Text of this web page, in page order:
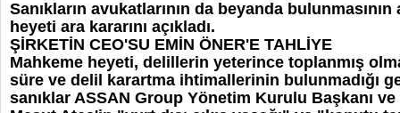
Sanıkların avukatlarının da beyanda
heyeti ara kararını açıkladı.
ŞİRKETİN CEO'SU EMİN ÖNER'E TAHLİYE
Mahkeme heyeti, delillerin yeterince toplanmış
süre ve delil karartma ihtimallerinin bulunmadığı
sanıklar ASSAN Group Yönetim Kurulu Başkanı